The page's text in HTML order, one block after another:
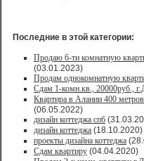
Последние в этой категории:
Продаю 6-ти комнатную
(03.01.2023)
Продам однокомнатную
Сдам 1-комн.кв., 20000руб.,
Квартира в Алании 400
(06.05.2022)
дизайн коттеджа спб
дизайн коттеджа (18.10.2020)
проекты дизайна коттеджа
Сдам квартиру (04.04.2020)